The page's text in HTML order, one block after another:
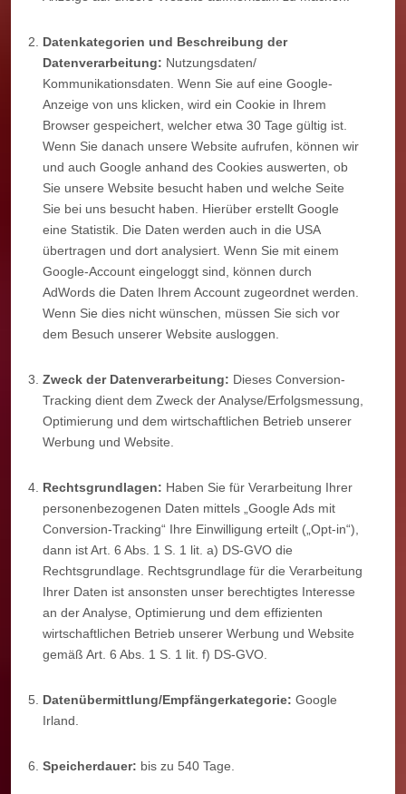
Datenkategorien und Beschreibung der
Datenverarbeitung: Nutzungsdaten/
Kommunikationsdaten. Wenn Sie auf eine Google-
Anzeige von uns klicken, wird ein Cookie in Ihrem
Browser gespeichert, welcher etwa 30 Tage gültig ist.
Wenn Sie danach unsere Website aufrufen, können wir
und auch Google anhand des Cookies auswerten, ob
Sie unsere Website besucht haben und welche Seite
Sie bei uns besucht haben. Hierüber erstellt Google
eine Statistik. Die Daten werden auch in die USA
übertragen und dort analysiert. Wenn Sie mit einem
Google-Account eingeloggt sind, können durch
AdWords die Daten Ihrem Account zugeordnet werden.
Wenn Sie dies nicht wünschen, müssen Sie sich vor
dem Besuch unserer Website ausloggen.
Zweck der Datenverarbeitung: Dieses Conversion-
Tracking dient dem Zweck der Analyse/Erfolgsmessung,
Optimierung und dem wirtschaftlichen Betrieb unserer
Werbung und Website.
Rechtsgrundlagen: Haben Sie für Verarbeitung Ihrer
personenbezogenen Daten mittels „Google Ads mit
Conversion-Tracking“ Ihre Einwilligung erteilt („Opt-in“),
dann ist Art. 6 Abs. 1 S. 1 lit. a) DS-GVO die
Rechtsgrundlage. Rechtsgrundlage für die Verarbeitung
Ihrer Daten ist ansonsten unser berechtigtes Interesse
an der Analyse, Optimierung und dem effizienten
wirtschaftlichen Betrieb unserer Werbung und Website
gemäß Art. 6 Abs. 1 S. 1 lit. f) DS-GVO.
Datenübermittlung/Empfängerkategorie: Google
Irland.
Speicherdauer: bis zu 540 Tage.